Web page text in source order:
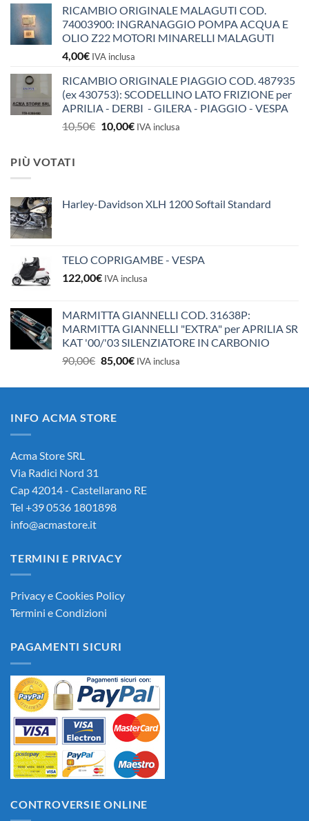
RICAMBIO ORIGINALE MALAGUTI COD.
74003900: INGRANAGGIO POMPA ACQUA E
OLIO Z22 MOTORI MINARELLI MALAGUTI
4,00€ IVA inclusa
RICAMBIO ORIGINALE PIAGGIO COD. 487935
(ex 430753): SCODELLINO LATO FRIZIONE per
APRILIA - DERBI - GILERA - PIAGGIO - VESPA
10,50€ Il
10,00€IlIVA inclusa
PIÙ VOTATI
Harley-Davidson XLH 1200 Softail Standard
TELO COPRIGAMBE - VESPA
122,00€ IVA inclusa
MARMITTA GIANNELLI COD. 31638P:
MARMITTA GIANNELLI "EXTRA" per APRILIA SR
KAT '00/'03 SILENZIATORE IN CARBONIO
90,00€ Il
originale
90,00€.
85,00€Il
attuale
IVA inclusa
INFO ACMA STORE
Acma Store SRL
Via Radici Nord 31
Cap 42014 - Castellarano RE
Tel +39 0536 1801898
info@acmastore.it
TERMINI E PRIVACY
Privacy e Cookies Policy
Termini e Condizioni
PAGAMENTI SICURI
CONTROVERSIE ONLINE